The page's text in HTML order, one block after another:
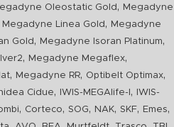
Oleostatic Gold ,
Megadyne
Megadyne Linea Gold ,
Megadyne
Gold , Megadyne Isoran Platinum,
, Megadyne Megaflex,
, Megadyne RR, Optibelt Optimax,
Cidue, IWIS-MEGAlife-I ,
IWIS-
, Corteco,SOG, NAK,SKF, Emes,